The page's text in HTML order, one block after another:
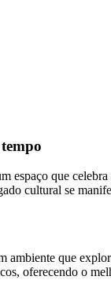
que
cultural se
que
oferecendo o